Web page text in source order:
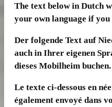
The text below in Dutch
your own language if
Der folgende Text auf
auch in Ihrer eigenen
dieses Mobilheim buchen.
Le texte ci-dessous en
également envoyé dans